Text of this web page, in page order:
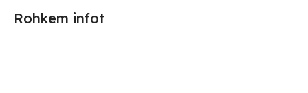
Rohkem infot